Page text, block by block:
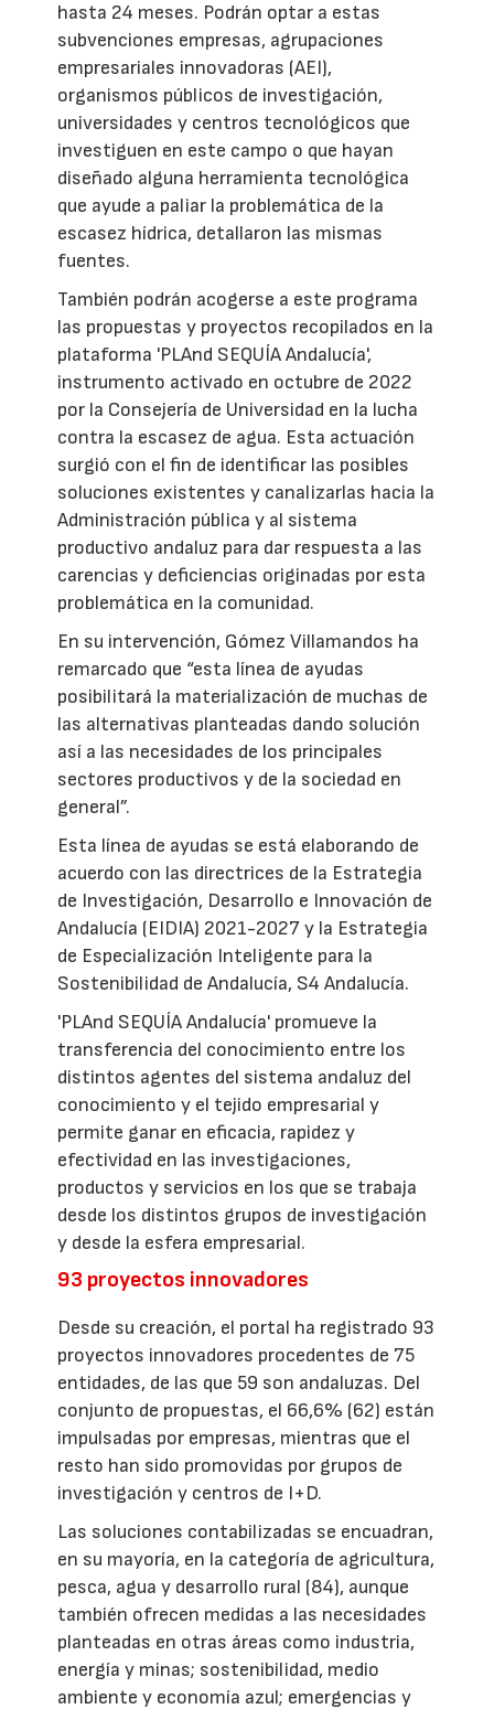
hasta 24 meses. Podrán optar a estas
subvenciones empresas, agrupaciones
empresariales innovadoras (AEI),
organismos públicos de investigación,
universidades y centros tecnológicos que
investiguen en este campo o que hayan
diseñado alguna herramienta tecnológica
que ayude a paliar la problemática de la
escasez hídrica, detallaron las mismas
fuentes.
También podrán acogerse a este programa
las propuestas y proyectos recopilados en la
plataforma 'PLAnd SEQUÍA Andalucía',
instrumento activado en octubre de 2022
por la Consejería de Universidad en la lucha
contra la escasez de agua. Esta actuación
surgió con el fin de identificar las posibles
soluciones existentes y canalizarlas hacia la
Administración pública y al sistema
productivo andaluz para dar respuesta a las
carencias y deficiencias originadas por esta
problemática en la comunidad.
En su intervención, Gómez Villamandos ha
remarcado que “esta línea de ayudas
posibilitará la materialización de muchas de
las alternativas planteadas dando solución
así a las necesidades de los principales
sectores productivos y de la sociedad en
general”.
Esta línea de ayudas se está elaborando de
acuerdo con las directrices de la Estrategia
de Investigación, Desarrollo e Innovación de
Andalucía (EIDIA) 2021-2027 y la Estrategia
de Especialización Inteligente para la
Sostenibilidad de Andalucía, S4 Andalucía.
'PLAnd SEQUÍA Andalucía' promueve la
transferencia del conocimiento entre los
distintos agentes del sistema andaluz del
conocimiento y el tejido empresarial y
permite ganar en eficacia, rapidez y
efectividad en las investigaciones,
productos y servicios en los que se trabaja
desde los distintos grupos de investigación
y desde la esfera empresarial.
93 proyectos innovadores
Desde su creación, el portal ha registrado 93
proyectos innovadores procedentes de 75
entidades, de las que 59 son andaluzas. Del
conjunto de propuestas, el 66,6% (62) están
impulsadas por empresas, mientras que el
resto han sido promovidas por grupos de
investigación y centros de I+D.
Las soluciones contabilizadas se encuadran,
en su mayoría, en la categoría de agricultura,
pesca, agua y desarrollo rural (84), aunque
también ofrecen medidas a las necesidades
planteadas en otras áreas como industria,
energía y minas; sostenibilidad, medio
ambiente y economía azul; emergencias y